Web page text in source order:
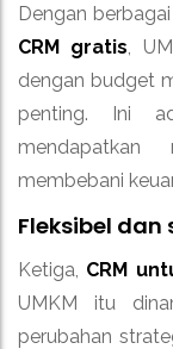
Dengan
CRM gratis ,
dengan budget
penting. Ini
membebani
Fleksibel dan
Ketiga, CRM
UMKM itu
perubahan